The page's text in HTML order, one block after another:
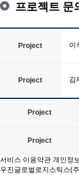
프로젝트 문
Project 이
Project 김
Project
Project
서비스 이용약관 개인정
우진글로벌로지스틱스(